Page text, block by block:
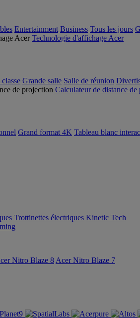
Entertainment Business Tous les jours
Technologie d'affichage Acer
Grande salle Salle de réunion
Calculateur de distance de
Grand format 4K Tableau blanc
Trottinettes électriques Kinetic Tech
Nitro Blaze 8 Acer Nitro Blaze 7